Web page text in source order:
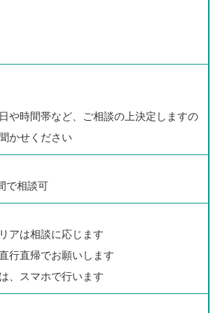
ーションは、
以外に、名古屋市全域、あま市等が
なっております。
問も可能な方も、
い。
や時間帯など、ご相談の上決定しますの
かせください
で相談可
アは相談に応じます
行直帰でお願いします
、スマホで行います